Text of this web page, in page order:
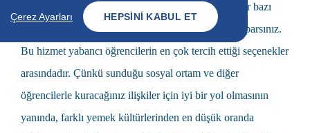
imkanı tanır. Birçok yurtta yemek verilmekle beraber bazı
yurtlarda mutfaklarda kendi yemeğinizi kendiniz yaparsınız.
Bu hizmet yabancı öğrencilerin en çok tercih ettiği seçenekler
arasındadır. Çünkü sunduğu sosyal ortam ve diğer
öğrencilerle kuracağınız ilişkiler için iyi bir yol olmasının
yanında, farklı yemek kültürlerinden en düşük oranda
Çerez Ayarları HEPSINI KABUL ET